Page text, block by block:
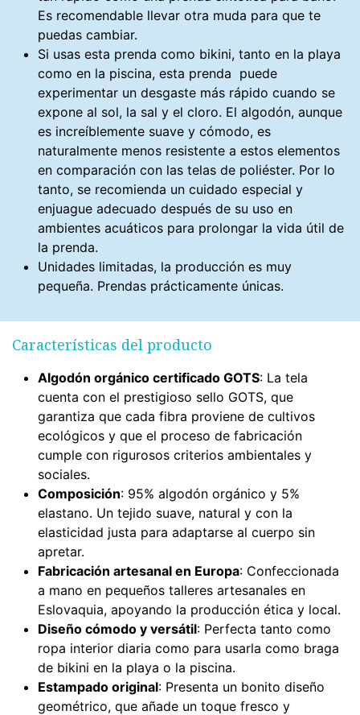
Es recomendable llevar otra muda para que te
puedas cambiar.
Si usas esta prenda como bikini, tanto en la playa
como en la piscina, esta prenda puede
experimentar un desgaste más rápido cuando se
expone al sol, la sal y el cloro. El algodón, aunque
es increíblemente suave y cómodo, es
naturalmente menos resistente a estos elementos
en comparación con las telas de poliéster. Por lo
tanto, se recomienda un cuidado especial y
enjuague adecuado después de su uso en
ambientes acuáticos para prolongar la vida útil de
la prenda.
Unidades limitadas, la producción es muy
pequeña. Prendas prácticamente únicas.
Características del producto
Algodón orgánico certificado GOTS: La tela
cuenta con el prestigioso sello GOTS, que
garantiza que cada fibra proviene de cultivos
ecológicos y que el proceso de fabricación
cumple con rigurosos criterios ambientales y
sociales.
Composición: 95% algodón orgánico y 5%
elastano. Un tejido suave, natural y con la
elasticidad justa para adaptarse al cuerpo sin
apretar.
Fabricación artesanal en Europa: Confeccionada
a mano en pequeños talleres artesanales en
Eslovaquia, apoyando la producción ética y local.
Diseño cómodo y versátil: Perfecta tanto como
ropa interior diaria como para usarla como braga
de bikini en la playa o la piscina.
Estampado original: Presenta un bonito diseño
geométrico, que añade un toque fresco y